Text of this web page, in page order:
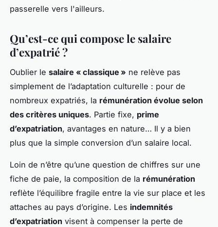
passerelle vers l'ailleurs.
Qu’est-ce qui compose le salaire
d’expatrié ?
Oublier le salaire « classique » ne relève pas
simplement de l’adaptation culturelle : pour de
nombreux expatriés, la rémunération évolue selon
des critères uniques. Partie fixe, prime
d’expatriation, avantages en nature… Il y a bien
plus que la simple conversion d’un salaire local.
Loin de n’être qu’une question de chiffres sur une
fiche de paie, la composition de la rémunération
reflète l’équilibre fragile entre la vie sur place et les
attaches au pays d’origine. Les indemnités
d’expatriation visent à compenser la perte de